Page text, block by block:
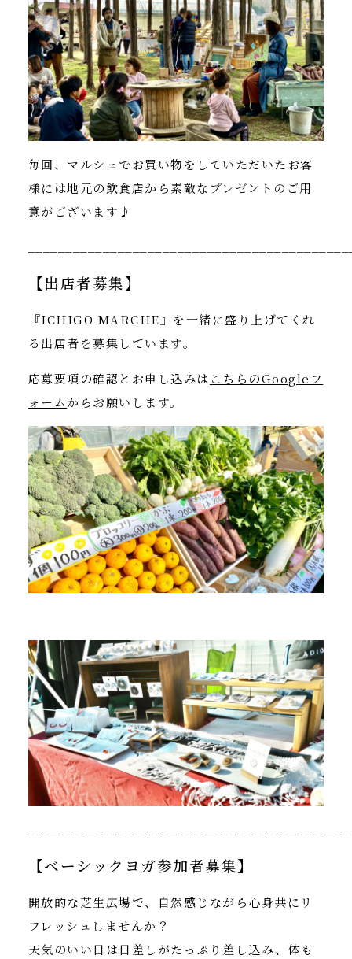
毎回、マルシェでお買い物をしていただいたお客
様には地元の飲食店から素敵なプレゼントのご用
意がございます♪
【出店者募集】
『ICHIGO MARCHE』を一緒に盛り上げてくれ
る出店者を募集しています。
応募要項の確認とお申し込みは こちらのGoogleフ
ォームからお願いします。
【ベーシックヨガ参加者募集】
開放的な芝生広場で、自然感じながら心身共にリ
フレッシュしませんか？
天気のいい日は日差しがたっぷり差し込み、体も